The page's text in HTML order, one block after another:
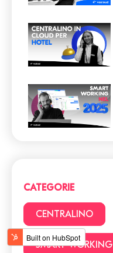
CATEGORIE
CENTRALINO
SMART WORKING